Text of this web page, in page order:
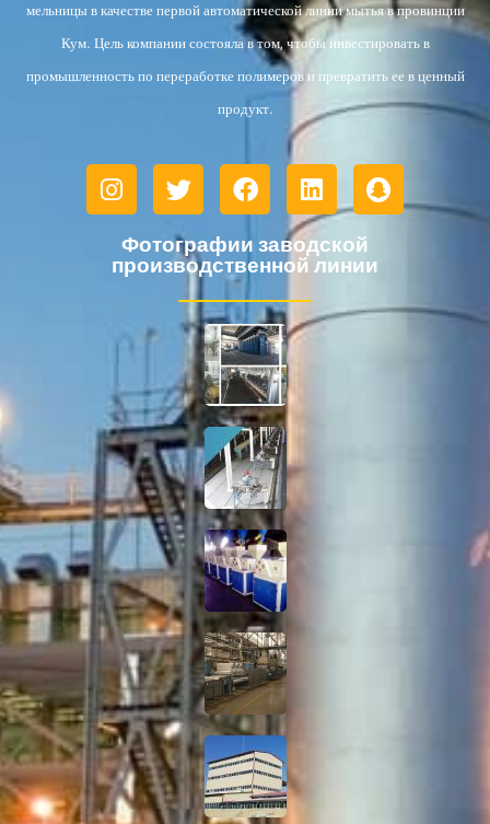
мельницы в качестве первой автоматической линии мытья в провинции
Кум. Цель компании состояла в том, чтобы инвестировать в
промышленность по переработке полимеров и превратить ее в ценный
продукт.
Фотографии заводской
производственной линии